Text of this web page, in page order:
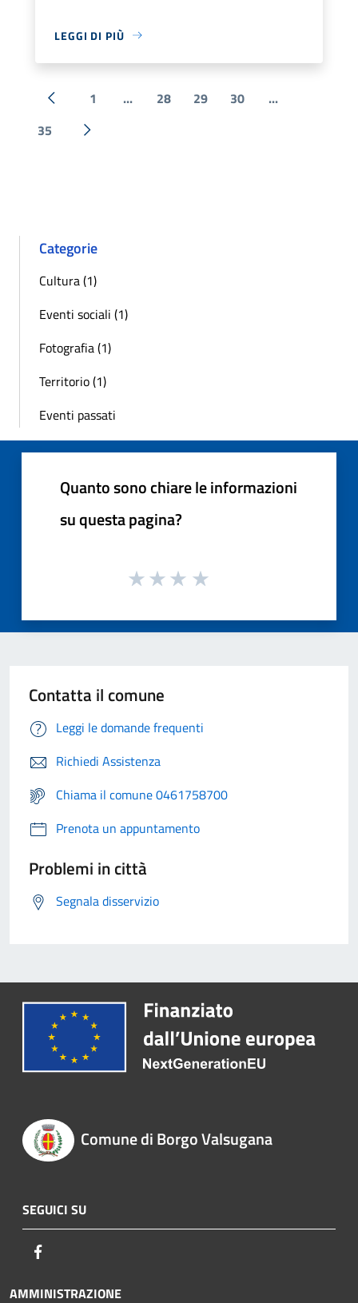
LEGGI DI PIÙ
« Precedente
1 ... 28 29 30
...
35
Successiva »
Categorie
Cultura (1)
Eventi sociali (1)
Fotografia (1)
Territorio (1)
Eventi passati
Quanto sono chiare le informazioni
su questa pagina?
Contatta il comune
Leggi le domande frequenti
Richiedi Assistenza
Chiama il comune 0461758700
Prenota un appuntamento
Problemi in città
Segnala disservizio
Comune di Borgo Valsugana
SEGUICI SU
AMMINISTRAZIONE